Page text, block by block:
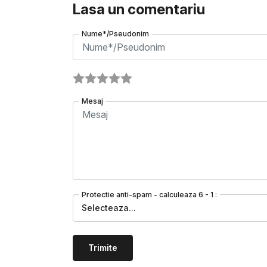
Lasa un comentariu
Nume*/Pseudonim
Mesaj
Protectie anti-spam - calculeaza 6 - 1 :
Selecteaza...
Trimite